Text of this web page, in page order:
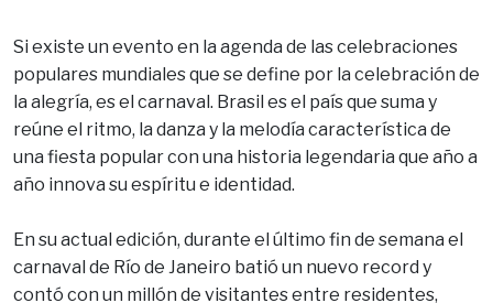
Si existe un evento en la agenda de las celebraciones
populares mundiales que se define por la celebración de
la alegría, es el carnaval. Brasil es el país que suma y
reúne el ritmo, la danza y la melodía característica de
una fiesta popular con una historia legendaria que año a
año innova su espíritu e identidad.
En su actual edición, durante el último fin de semana el
carnaval de Río de Janeiro batió un nuevo record y
contó con un millón de visitantes entre residentes,